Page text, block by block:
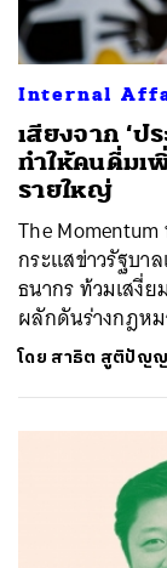
Internal
เสียงจาก ‘ป
ทำให้คนดื่ม
รายใหญ่
The
กระแสข่าวรัฐบา
ธนากร ท้วมเสงี่
ผลักดันร่างกฎห
โดย สาธิต สูติปัญ